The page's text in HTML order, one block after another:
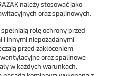
należy stosować jako
oraz spalinowych.
rolę ochrony przed
i innymi niepożądanymi
przed zakłóceniem
oraz spalinowe
w każdych warunkach.